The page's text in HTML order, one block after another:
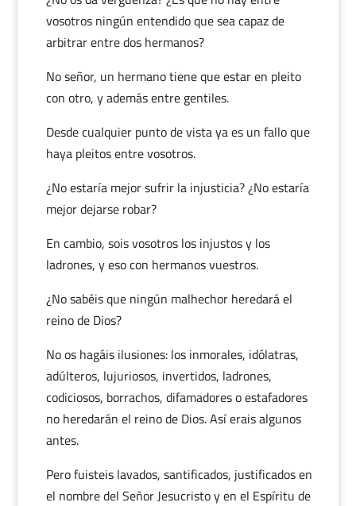
vosotros ningún entendido que sea capaz de
arbitrar entre dos hermanos?
No señor, un hermano tiene que estar en pleito
con otro, y además entre gentiles.
Desde cualquier punto de vista ya es un fallo que
haya pleitos entre vosotros.
¿No estaría mejor sufrir la injusticia? ¿No estaría
mejor dejarse robar?
En cambio, sois vosotros los injustos y los
ladrones, y eso con hermanos vuestros.
¿No sabéis que ningún malhechor heredará el
reino de Dios?
No os hagáis ilusiones: los inmorales, idólatras,
adúlteros, lujuriosos, invertidos, ladrones,
codiciosos, borrachos, difamadores o estafadores
no heredarán el reino de Dios. Así erais algunos
antes.
Pero fuisteis lavados, santificados, justificados en
el nombre del Señor Jesucristo y en el Espíritu de